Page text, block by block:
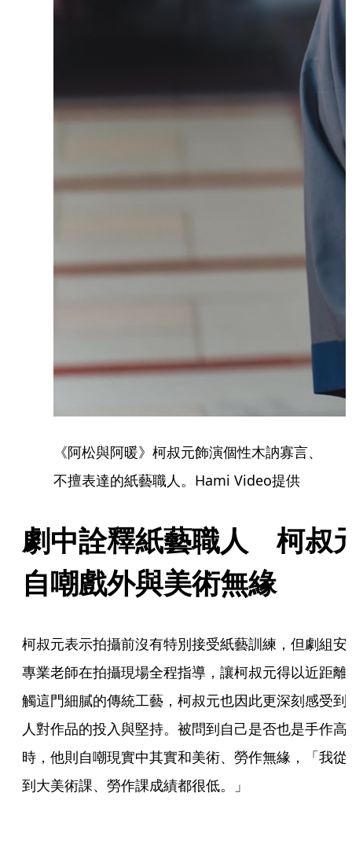
《阿松與阿暖》柯叔元飾演個性木訥寡言、
不擅表達的紙藝職人。Hami Video提供
劇中詮釋紙藝職人 柯叔
自嘲戲外與美術無緣
柯叔元表示拍攝前沒有特別接受紙藝訓練，但劇組安
專業老師在拍攝現場全程指導，讓柯叔元得以近距離
觸這門細膩的傳統工藝，柯叔元也因此更深刻感受到
人對作品的投入與堅持。被問到自己是否也是手作高
時，他則自嘲現實中其實和美術、勞作無緣，「我從
到大美術課、勞作課成績都很低。」